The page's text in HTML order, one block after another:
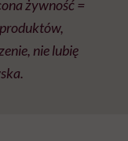
żywność =
nie lubię